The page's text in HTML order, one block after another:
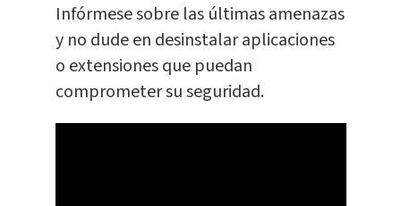
Infórmese sobre las últimas amenazas
y no dude en desinstalar aplicaciones
o extensiones que puedan
comprometer suseguridad.